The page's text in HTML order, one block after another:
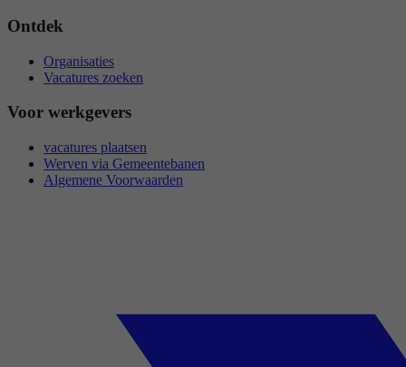
Ontdek
Organisaties
Vacatures zoeken
Voor werkgevers
vacatures plaatsen
Werven via Gemeentebanen
Algemene Voorwaarden